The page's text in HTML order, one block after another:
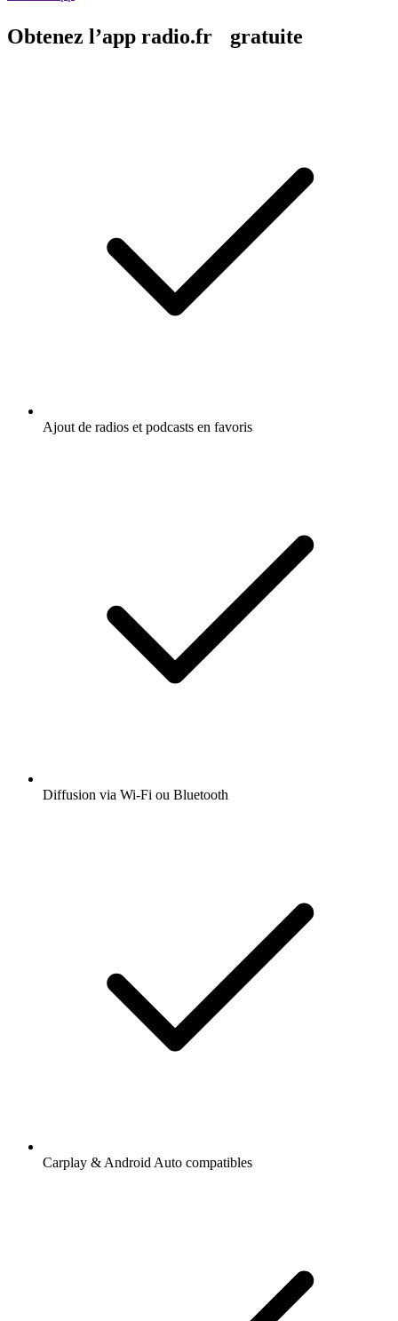
Obtenez l’app radio.fr gratuite
Ajout de radios et podcasts en favoris
Diffusion via Wi-Fi ou Bluetooth
Carplay & Android Auto compatibles